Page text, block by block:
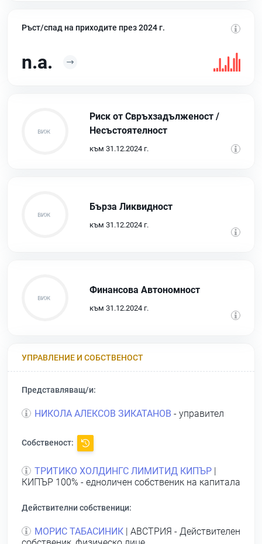
Ръст/спад на приходите през 2024 г.
n.a.
Риск от Свръхзадълженост /
Несъстоятелност
към 31.12.2024 г.
Бърза Ликвидност
към 31.12.2024 г.
Финансова Автономност
към 31.12.2024 г.
УПРАВЛЕНИЕ И СОБСТВЕНОСТ
Представляващ/и:
НИКОЛА АЛЕКСОВ ЗИКАТАНОВ - управител
Собственост:
ТРИТИКО ХОЛДИНГС ЛИМИТИД КИПЪР
КИПЪР 100% - едноличен собственик на капитала
Действителни собственици:
МОРИС ТАБАСИНИК | АВСТРИЯ - Действителен